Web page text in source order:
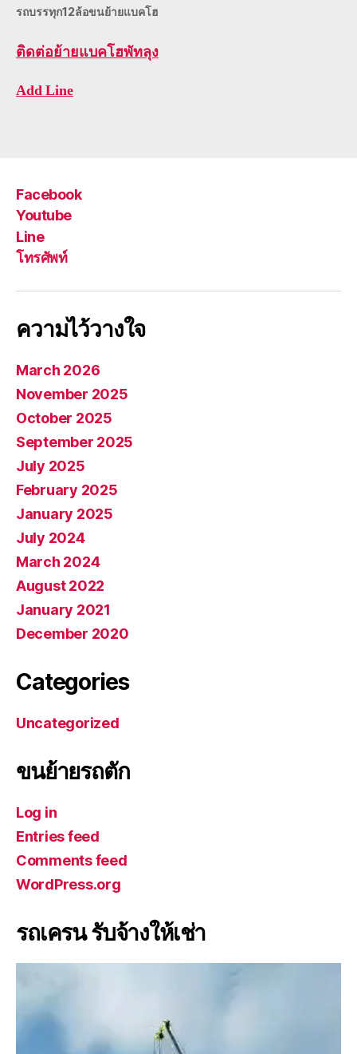
รถบรรทุก12ล้อขนย้ายแบคโฮ
ติดต่อย้ายแบคโฮพัทลุง
Add Line
Facebook
Youtube
Line
โทรศัพท์
ความไว้วางใจ
March 2026
November 2025
October 2025
September 2025
July 2025
February 2025
January 2025
July 2024
March 2024
August 2022
January 2021
December 2020
Categories
Uncategorized
ขนย้ายรถตัก
Log in
Entries feed
Comments feed
WordPress.org
รถเครน รับจ้างให้เช่า